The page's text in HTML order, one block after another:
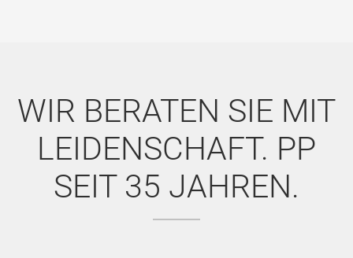
WIR BERATEN SIE MIT
LEIDENSCHAFT. PP
SEIT 35 JAHREN.